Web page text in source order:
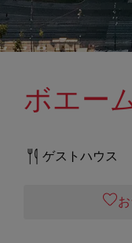
ボエー
ゲストハウス